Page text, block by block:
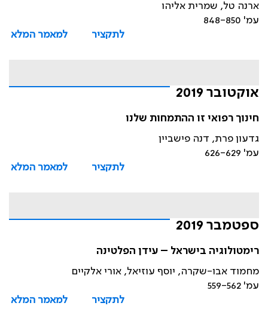
ארנה טל, שמרית אליהו
עמ' 848-850
לתקציר
למאמר המלא
אוקטובר 2019
חינוך רפואי זו ההתמחות שלנו
גדעון פרת, דנה פישביין
עמ' 626-629
לתקציר
למאמר המלא
ספטמבר 2019
רימטולוגיה בישראל – עידן הפלטינה
מחמוד אבו-שקרה, יוסף עוזיאל, אורי אלקיים
עמ' 559-562
לתקציר
למאמר המלא